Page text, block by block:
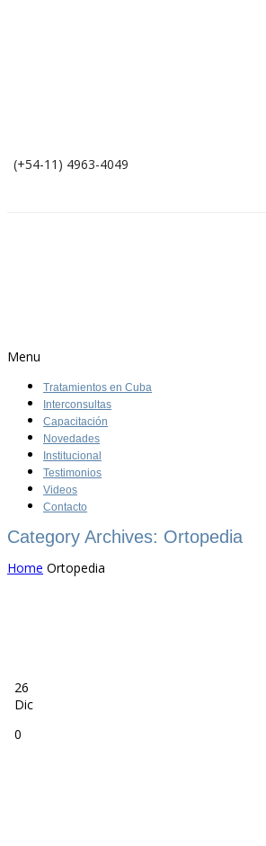
(+54-11) 4963-4049
Menu
Tratamientos en Cuba
Interconsultas
Capacitación
Novedades
Institucional
Testimonios
Videos
Contacto
Category Archives: Ortopedia
Home Ortopedia
26
Dic
0